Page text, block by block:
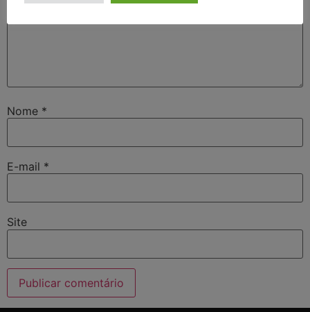
Nome *
E-mail *
Site